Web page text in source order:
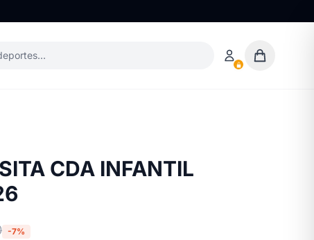
CDA INFANTIL
-7%